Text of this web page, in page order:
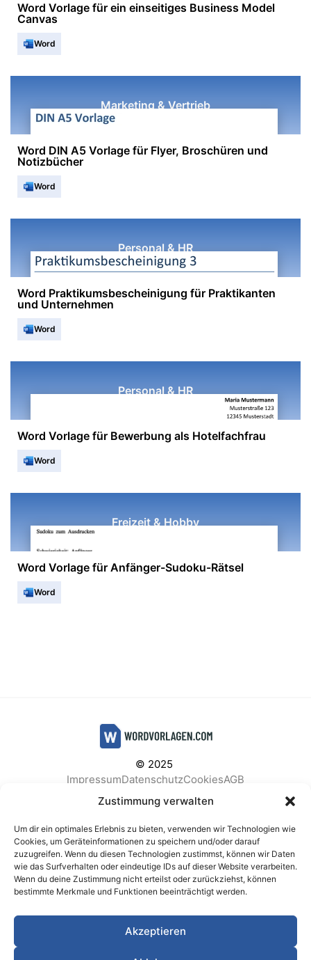
Zustimmung verwalten
Um dir ein optimales Erlebnis zu bieten, verwenden wir Technologien wie
Cookies, um Geräteinformationen zu speichern und/oder darauf
zuzugreifen. Wenn du diesen Technologien zustimmst, können wir Daten
wie das Surfverhalten oder eindeutige IDs auf dieser Website verarbeiten.
Wenn du deine Zustimmung nicht erteilst oder zurückziehst, können
bestimmte Merkmale und Funktionen beeinträchtigt werden.
Akzeptieren
Word Vorlage für ein einseitiges Business Model
Canvas
Word
Marketing & Vertrieb
Word DIN A5 Vorlage für Flyer, Broschüren und
Notizbücher
Word
Personal & HR
Word Praktikumsbescheinigung für Praktikanten
und Unternehmen
Word
Personal & HR
Word Vorlage für Bewerbung als Hotelfachfrau
Word
Freizeit & Hobby
Word Vorlage für Anfänger-Sudoku-Rätsel
Word
© 2025
ImpressumDatenschutzCookiesAGB
Facebook
Instagram
BELIEBTE KATEGORIEN
Berichte & Analysen Business
Einkauf & Beschaffung
Gesundheit & Vorsorge